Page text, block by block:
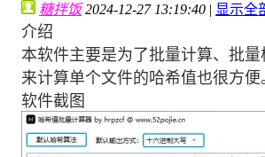
糖拌饭2024-12-27 13:19:40 | 显示全
介绍
本软件主要是为了批量计算、批
来计算单个文件的哈希值也很方便
软件截图